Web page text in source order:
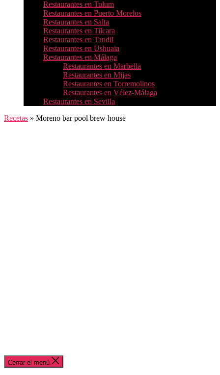
Restaurantes en Tulum
Restaurantes en Puerto Morelos
Restaurantes en Salta
Restaurantes en Tilcara
Restaurantes en Tandil
Restaurantes en Ushuaia
Restaurantes en Málaga
Restaurantes en Marbella
Restaurantes en Mijas
Restaurantes en Torremolinos
Restaurantes en Vélez-Málaga
Restaurantes en Sevilla
Recetas » Moreno bar pool brew house
Cerrar el menú